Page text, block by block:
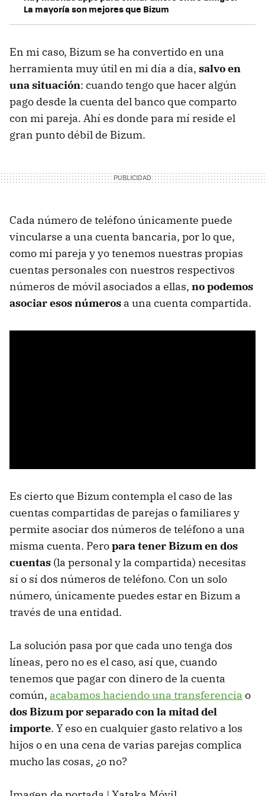
La mayoría son mejores que Bizum
En mi caso, Bizum se ha convertido en una
herramienta muy útil en mi día a día, salvo en
una situación: cuando tengo que hacer algún
pago desde la cuenta del banco que comparto
con mi pareja. Ahí es donde para mí reside el
gran punto débil de Bizum.
Cada número de teléfono únicamente puede
vincularse a una cuenta bancaria, por lo que,
como mi pareja y yo tenemos nuestras propias
cuentas personales con nuestros respectivos
números de móvil asociados a ellas, no podemos
asociar esos números a una cuenta compartida.
Es cierto que Bizum contempla el caso de las
cuentas compartidas de parejas o familiares y
permite asociar dos números de teléfono a una
misma cuenta. Peropara tener Bizum en dos
cuentas (la personal y la compartida) necesitas
sí o sí dos números de teléfono. Con un solo
número, únicamente puedes estar en Bizum a
través de una entidad.
La solución pasa por que cada uno tenga dos
líneas, pero no es el caso, así que, cuando
tenemos que pagar con dinero de la cuenta
común, acabamos haciendo una transferencia o
dos Bizum por separado con la mitad del
importe. Y eso en cualquier gasto relativo a los
hijos o en una cena de varias parejas complica
mucho las cosas, ¿o no?